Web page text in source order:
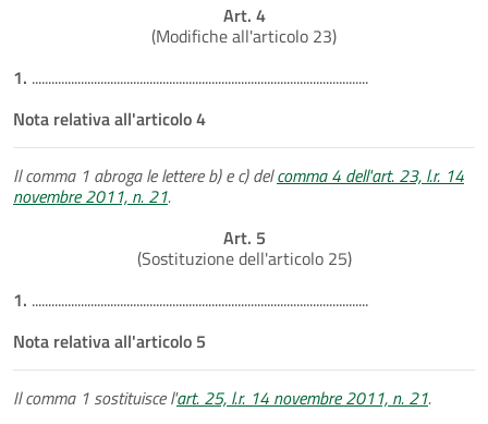
Art. 4
(Modifiche all'articolo 23)
1. .......................................................................................................
Nota relativa all'articolo 4
Il comma 1 abroga le lettere b) e c) delcomma 4 dell'art. 23, l.r. 14
novembre 2011, n. 21.
Art. 5
(Sostituzione dell'articolo 25)
1. .......................................................................................................
Nota relativa all'articolo 5
Il comma 1 sostituisce l'art. 25, l.r. 14 novembre 2011, n. 21.